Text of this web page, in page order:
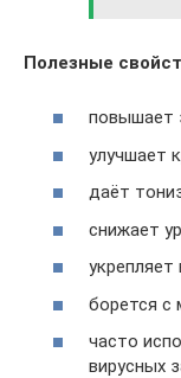
Полезные
повышает
улучшает
даёт
снижает
укрепляет
борется с
часто
вирусных